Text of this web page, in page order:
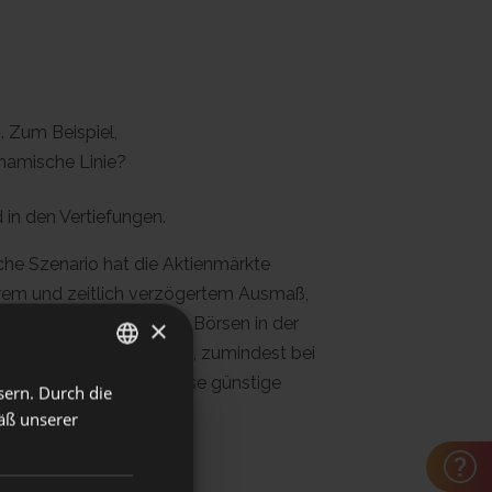
Zum Beispiel,
Linie?
in den Vertiefungen.
Szenario hat die Aktienmärkte
und zeitlich verzögertem Ausmaß,
Zufall, dass mehrere Börsen in der
standgehalten, zumindest bei
gut entwickelt. Diese günstige
ITALIAN
×
Durch die
unserer